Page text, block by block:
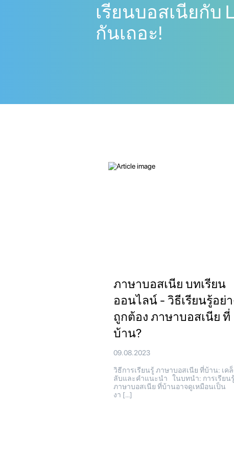
เรียนบอสเนียกับ
กันเถอะ!
ภาษาบอสเนีย บทเรียน
ออนไลน์ - วิธีเรียนรู้อย่า
ถูกต้อง ภาษาบอสเนีย ที่
บ้าน?
09.08.2023
วิธีการเรียนรู้ ภาษาบอสเนีย ที่บ้าน: เค
ลับและคำแนะนำ ในบทนำ: การเรียนรู้
ภาษาบอสเนีย ที่บ้านอาจดูเหมือนเป็น
งา […]